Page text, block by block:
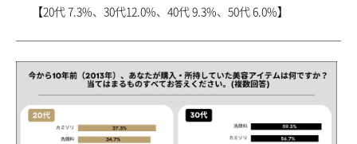
【20代 7.3%、30代12.0%、40代 9.3%、50代 6.0%】